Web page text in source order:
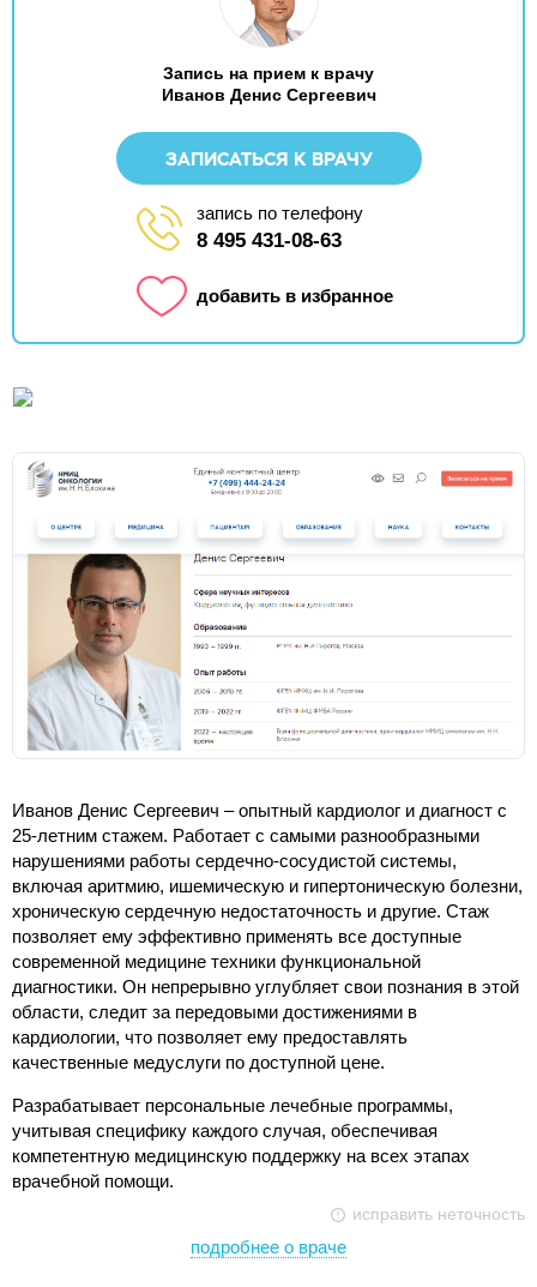
Запись на прием к врачу
Иванов Денис Сергеевич
ЗАПИСАТЬСЯ К ВРАЧУ
запись по телефону
8 495 431-08-63
добавить в избранное
Иванов Денис Сергеевич – опытный кардиолог и диагност с
25-летним стажем. Работает с самыми разнообразными
нарушениями работы сердечно-сосудистой системы,
включая аритмию, ишемическую и гипертоническую болезни,
хроническую сердечную недостаточность и другие. Стаж
позволяет ему эффективно применять все доступные
современной медицине техники функциональной
диагностики. Он непрерывно углубляет свои познания в этой
области, следит за передовыми достижениями в
кардиологии, что позволяет ему предоставлять
качественные медуслуги по доступной цене.
Разрабатывает персональные лечебные программы,
учитывая специфику каждого случая, обеспечивая
компетентную медицинскую поддержку на всех этапах
врачебной помощи.
исправить неточность
подробнее о враче